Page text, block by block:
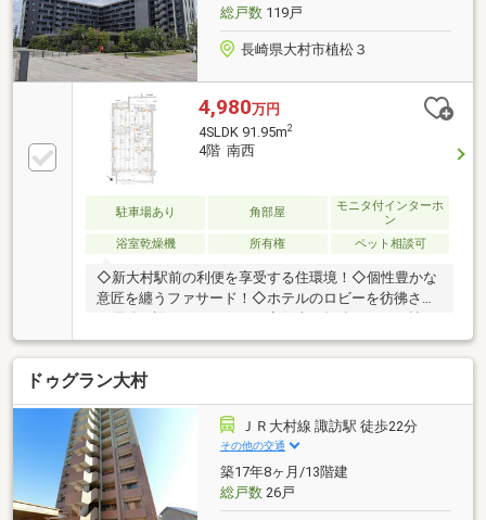
総戸数119戸
長崎県大村市植松３
4,980万円
4SLDK 91.95m2
4階 南西
駐車場あり 角部屋
モニタ付インターホ
ン
浴室乾燥機
所有権 ペット相談可
◇新大村駅前の利便を享受する住環境！◇個性豊かな
意匠を纏うファサード！◇ホテルのロビーを彷彿させ
コワーキングスペース！◇自然美溢れる有機的な空間
を演出するエントランス！◇日常生活の基盤となる施
設が身近に点在する立地！◇築浅！角部屋！90㎡超！
◇室内美麗な４ＬＤＫ＋２ＷＩＣ！◇新幹線を臨める
バルコニー！◇バルコニーにはトランクルーム！◇ペ
ットと共に暮らせます！◇駐車場はシャッターゲート
でセキュリティ向上！◇メールボックス一体型宅配ロ
ッカー！◇24時間ゴミ置場！◇駅にもバス停にも徒歩
1分！
ドゥグラン大村
ＪＲ大村線 諏訪駅 徒歩22分
その他の交通
築17年8ヶ月/13階建
総戸数26戸